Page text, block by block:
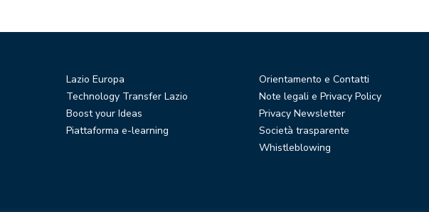
Lazio Europa
Technology Transfer Lazio
Boost your Ideas
Piattaforma e-learning
Orientamento e Contatti
Note legali e Privacy Policy
Privacy Newsletter
Società trasparente
Whistleblowing